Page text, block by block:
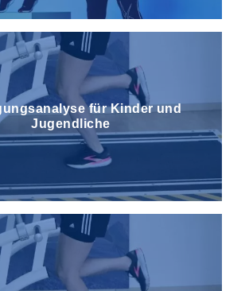
für Kinder und
Jugendliche